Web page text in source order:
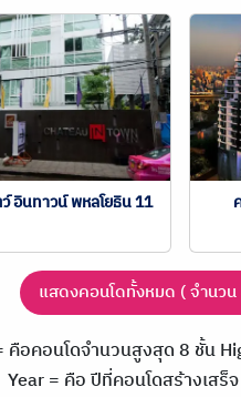
อินทาวน์ พหลโยธิน 11
แสดงคอนโดทั้งหมด ( จำนว
คือคอนโดจำนวนสูงสุด 8 ชั้น
Year = คือ ปีที่คอนโดสร้างเส